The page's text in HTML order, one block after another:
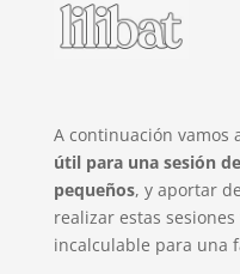
A continuación vamos
útil para una sesión
pequeños, y aportar
realizar estas
incalculable para una